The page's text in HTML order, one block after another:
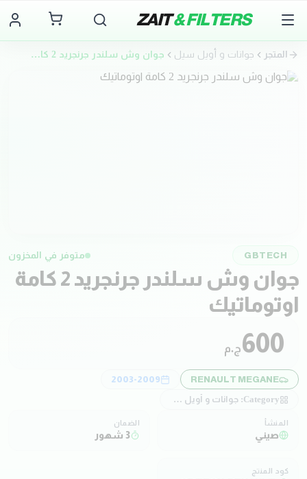
ZAIT& FILTERS
المتجر جوانات و أويل سيل جوان وش سلندر جرنجريد 2 كامة اوتوماتيك
GBTECH متوفر في المخزون
جوان وش سلندر جرنجريد 2 كامة
اوتوماتيك
600ج.م
RENAULT MEGANE
2003-2009
Category: جوانات و أويل سيل
المنشأ
صيني
الضمان
3 شهور
كود المنتج